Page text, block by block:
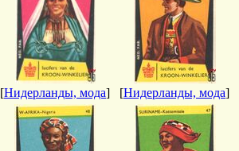
[Нидерланды, мода] [Нидерланды, мода]